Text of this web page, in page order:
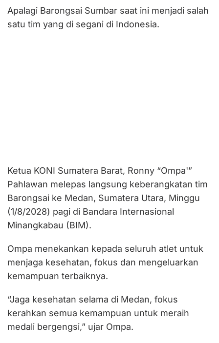
Apalagi Barongsai Sumbar saat ini menjadi salah
satu tim yang di segani di Indonesia.
Ketua KONI Sumatera Barat, Ronny “Ompa'”
Pahlawan melepas langsung keberangkatan tim
Barongsai ke Medan, Sumatera Utara, Minggu
(1/8/2028) pagi di Bandara Internasional
Minangkabau (BIM).
Ompa menekankan kepada seluruh atlet untuk
menjaga kesehatan, fokus dan mengeluarkan
kemampuan terbaiknya.
“Jaga kesehatan selama di Medan, fokus
kerahkan semua kemampuan untuk meraih
medali bergengsi,” ujar Ompa.